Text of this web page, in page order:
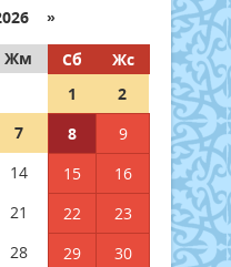
»
Жм Сб
Жс
1
2
7 8
9
14 15
16
21 22
23
28 29 30